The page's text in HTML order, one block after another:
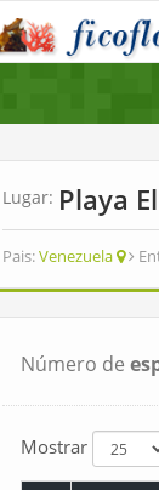
Lugar: Playa
Pais:Venezuela
Número de
Mostrar